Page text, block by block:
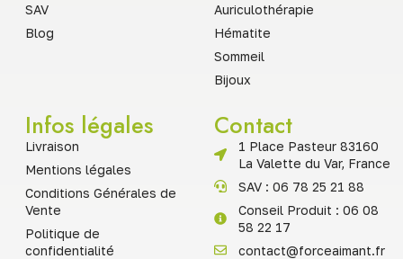
SAV
Blog
Auriculothérapie
Hématite
Sommeil
Bijoux
Infos légales
Livraison
Mentions légales
Conditions Générales de
Vente
Politique de
confidentialité
Contact
1 Place Pasteur 83160
La Valette du Var, France
SAV : 06 78 25 21 88
Conseil Produit : 06 08
58 22 17
contact@forceaimant.fr